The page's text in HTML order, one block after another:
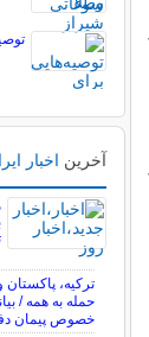
آخرین اخبار
ترکیه،
حمله به همه /
خصوص پیمان